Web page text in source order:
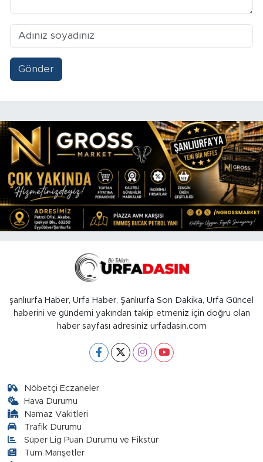
Gönder
şanlıurfa Haber, Urfa Haber, Şanlıurfa Son Dakika, Urfa Güncel
haberini ve gündemi yakından takip etmeniz için doğru olan
haber sayfası adresiniz urfadasin.com
Nöbetçi Eczaneler
Hava Durumu
Namaz Vakitleri
Trafik Durumu
Süper Lig Puan Durumu ve Fikstür
Tüm Manşetler